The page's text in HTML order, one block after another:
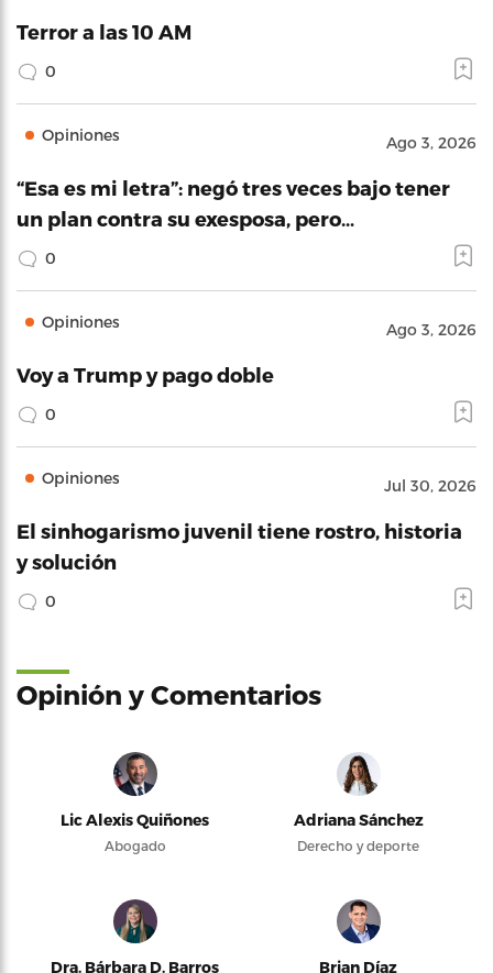
Terror a las 10 AM
0
Opiniones Ago 3, 2026
“Esa es mi letra”: negó tres veces bajo tener
un plan contra su exesposa, pero…
0
Opiniones Ago 3, 2026
Voy a Trump y pago doble
0
Opiniones Jul 30, 2026
El sinhogarismo juvenil tiene rostro, historia
y solución
0
Opinión y Comentarios
Lic Alexis Quiñones
Abogado
Adriana Sánchez
Derecho y deporte
Dra. Bárbara D. Barros Brian Díaz